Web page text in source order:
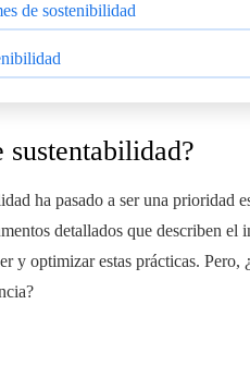
de sostenibilidad
ha pasado a ser una prioridad
detallados que describen
y optimizar estas prácticas. Pero,